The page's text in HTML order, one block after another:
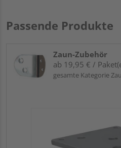
Passende Produkte
Zaun-Zubehör
ab 19,95 € /
gesamte Kategorie